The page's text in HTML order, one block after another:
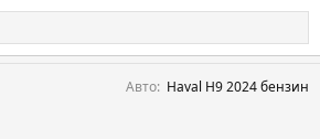
Авто Haval H9 2024 бензин